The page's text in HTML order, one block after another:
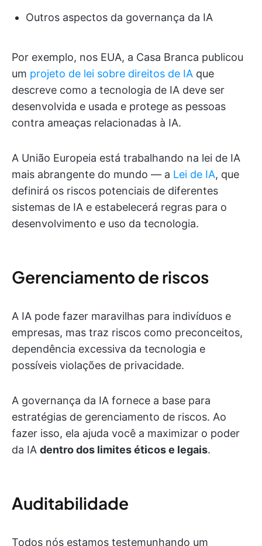
Outros aspectos da governança da IA
Por exemplo, nos EUA, a Casa Branca publicou
um projeto de lei sobre direitos de IA que
descreve como a tecnologia de IA deve ser
desenvolvida e usada e protege as pessoas
contra ameaças relacionadas à IA.
A União Europeia está trabalhando na lei de IA
mais abrangente do mundo — a Lei de IA, que
definirá os riscos potenciais de diferentes
sistemas de IA e estabelecerá regras para o
desenvolvimento e uso da tecnologia.
Gerenciamento de riscos
A IA pode fazer maravilhas para indivíduos e
empresas, mas traz riscos como preconceitos,
dependência excessiva da tecnologia e
possíveis violações de privacidade.
A governança da IA fornece a base para
estratégias de gerenciamento de riscos. Ao
fazer isso, ela ajuda você a maximizar o poder
da IA dentro dos limites éticos e legais.
Auditabilidade
Todos nós estamos testemunhando um